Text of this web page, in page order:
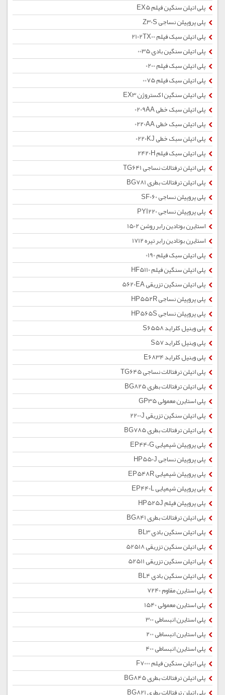
پلی اتیلن سنگین فیلم EX5
پلی پروپیلن نساجی Z30S
پلی اتیلن سبک فیلم 2102TX00
پلی اتیلن سنگین بادی 0035
پلی اتیلن سبک فیلم 0200
پلی اتیلن سبک فیلم 0075
پلی اتیلن سنگین اکستروژن EX3
پلی اتیلن سبک خطی 0209AA
پلی اتیلن سبک خطی 0220AA
پلی اتیلن سبک خطی 0220KJ
پلی اتیلن سبک فیلم 2420H
پلی اتیلن ترفتالات نساجی TG641
پلی اتیلن ترفتالات بطری BG781
پلی پروپیلن نساجی SF060
پلی پروپیلن نساجی PYI220
استایرن بوتادین رابر روشن 1502
استایرن بوتادین رابر تیره 1712
پلی اتیلن سبک فیلم 0190
پلی اتیلن سنگین فیلم HF5110
پلی اتیلن سنگین تزریقی 5620EA
پلی پروپیلن نساجی HP552R
پلی پروپیلن نساجی HP565S
پلی وینیل کلراید S6558
پلی وینیل کلراید S57
پلی وینیل کلراید E6834
پلی اتیلن ترفتالات نساجی TG645
پلی اتیلن ترفتالات بطری BG825
پلی استایرن معمولی GP35
پلی اتیلن سنگین تزریقی 2200J
پلی اتیلن ترفتالات بطری BG785
پلی پروپیلن شیمیایی EP440G
پلی پروپیلن نساجی HP550J
پلی پروپیلن شیمیایی EP548R
پلی پروپیلن شیمیایی EP440L
پلی پروپیلن فیلم HP525J
پلی اتیلن ترفتالات بطری BG841
پلی اتیلن سنگین بادی BL3
پلی اتیلن سنگین تزریقی 52518
پلی اتیلن سنگین تزریقی 52511
پلی اتیلن سنگین بادی BL4
پلی استایرن مقاوم 7240
پلی استایرن معمولی 1540
پلی استایرن انبساطی 300
پلی استایرن انبساطی 200
پلی استایرن انبساطی 400
پلی اتیلن سنگین فیلم F7000
پلی اتیلن ترفتالات بطری BG845